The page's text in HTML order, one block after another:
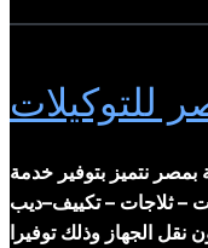
للتوكيلات
بمصر نتميز بتوفير خدمة
– ثلاجات – تكييف–ديب
الجهاز وذلك توفيرا